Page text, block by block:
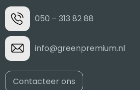
050 – 313 82 88
info@greenpremium.nl
Contacteer ons